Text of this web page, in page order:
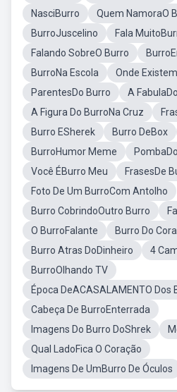
NasciBurro
Quem NamoraO
BurroJuscelino
Fala
Falando SobreO Burro
BurroNa Escola
Onde
ParentesDo Burro
A
A Figura Do BurroNa Cruz
Burro ESherek
Burro DeBox
BurroHumor Meme
Você ÉBurro Meu
FrasesDe
Foto De Um BurroCom Antolho
Burro CobrindoOutro Burro
O BurroFalante
Burro Do
Burro Atras DoDinheiro
4
BurroOlhando TV
Época DeACASALAMENTO Dos
Cabeça De BurroEnterrada
Imagens Do Burro DoShrek
Qual LadoFica O Coração
Imagens De UmBurro De Óculos